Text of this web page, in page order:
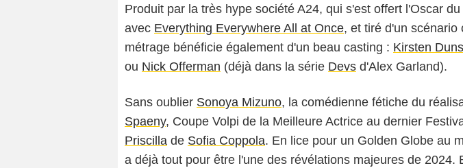
Produit par la très hype société A24, qui s'est offert l'Oscar
avec Everything Everywhere All at Once, et tiré d'un scénario
métrage bénéficie également d'un beau casting : Kirsten
ou Nick Offerman (déjà dans la série Devs d'Alex Garland).
Sans oublier Sonoya Mizuno, la comédienne fétiche du
Spaeny, Coupe Volpi de la Meilleure Actrice au dernier
Priscilla de Sofia Coppola. En lice pour un Golden Globe au
a déjà tout pour être l'une des révélations majeures de 2024.